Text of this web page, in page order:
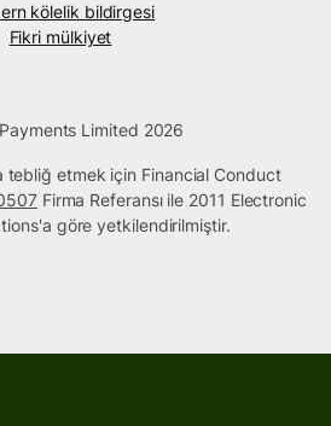
kölelik bildirgesi
Fikri mülkiyet
Limited 2026
tebliğ etmek için Financial Conduct
Firma Referansı ile 2011 Electronic
göre yetkilendirilmiştir.